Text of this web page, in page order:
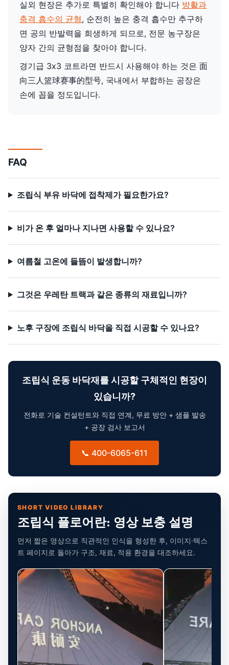
실외 현장은 추가로 특별히 확인해야 합니다 방활과
충격 흡수의 균형, 순전히 높은 충격 흡수만 추구하
면 공의 반발력을 희생하게 되므로, 전문 농구장은
양자 간의 균형점을 찾아야 합니다.
경기급 3x3 코트라면 반드시 사용해야 하는 것은 面
向三人篮球赛事的型号, 국내에서 부합하는 공장은
손에 꼽을 정도입니다.
FAQ
조립식 부유 바닥에 접착제가 필요한가요?
비가 온 후 얼마나 지나면 사용할 수 있나요?
여름철 고온에 들뜸이 발생합니까?
그것은 우레탄 트랙과 같은 종류의 재료입니까?
노후 구장에 조립식 바닥을 직접 시공할 수 있나요?
조립식 운동 바닥재를 시공할 구체적인 현장이
있습니까?
전화로 기술 컨설턴트와 직접 연계, 무료 방안 + 샘플 발송
+ 공장 검사 보고서
📞 400-6065-611
SHORT VIDEO LIBRARY
조립식 플로어란: 영상 보충 설명
먼저 짧은 영상으로 직관적인 인식을 형성한 후, 이미지·텍스
트 페이지로 돌아가 구조, 재료, 적용 환경을 대조하세요.